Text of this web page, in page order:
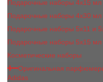
Подарочные наборы 4x15 мл
Подарочные наборы 4x30 мл
Подарочные наборы 5x11 и
Подарочные наборы 5x15 мл
Косметические наборы
Оригинальная
Adidas